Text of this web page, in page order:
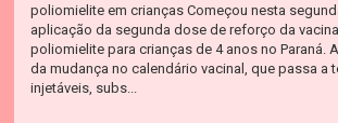
poliomielite em crianças Começou nesta
aplicação da segunda dose de reforço da
poliomielite para crianças de 4 anos no Paraná.
da mudança no calendário vacinal, que passa a
injetáveis, subs...